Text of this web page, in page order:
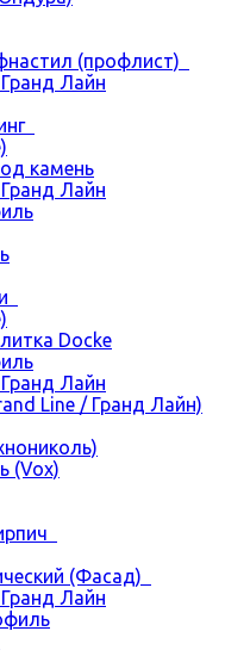
(профлист)
Лайн
камень
Лайн
Docke
Лайн
Line / Гранд Лайн)
(Vox)
(Фасад)
Лайн